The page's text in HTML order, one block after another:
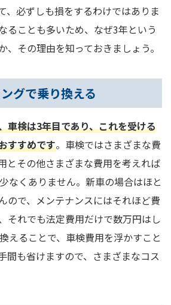
、必ずしも損をするわけではありま
ることも多いため、なぜ3年という
、その理由を知っておきましょう。
グで乗り換える
車検は3年目であり、これを受ける
すすめです。車検ではさまざまな費
とその他さまざまな費用を考えれば
なくありません。新車の場合はほと
ので、メンテナンスにはそれほど費
それでも法定費用だけで数万円はし
えることで、車検費用を浮かすこと
間も省けますので、さまざまなコス